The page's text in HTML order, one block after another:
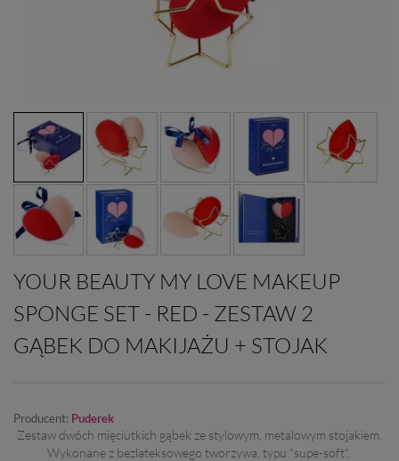
YOUR BEAUTY MY LOVE MAKEUP
SPONGE SET - RED - ZESTAW 2
GĄBEK DO MAKIJAŻU + STOJAK
Producent: Puderek
Zestaw dwóch mięciutkich gąbek ze stylowym, metalowym stojakiem.
Wykonane z bezlateksowego tworzywa, typu "supe-soft".